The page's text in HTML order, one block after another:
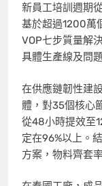
新員工培訓週期
基於超過1200萬
VOP七步質量解
具體生產線及問
在供應鏈韌性建
體，對35個核心
從48小時提效至
定在96%以上。
方案，物料齊套